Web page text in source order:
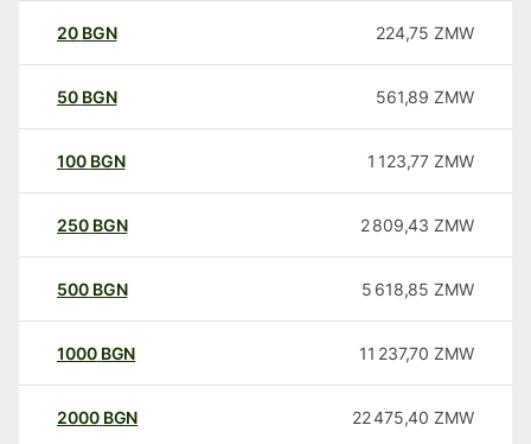
20 BGN 224,75 ZMW
50 BGN 561,89 ZMW
100 BGN 1 123,77 ZMW
250 BGN 2 809,43 ZMW
500 BGN 5 618,85 ZMW
1000 BGN 11 237,70 ZMW
2000 BGN 22 475,40 ZMW